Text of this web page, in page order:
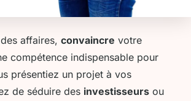
affaires, convaincre votre
compétence indispensable pour
présentiez un projet à vos
de séduire des investisseurs ou